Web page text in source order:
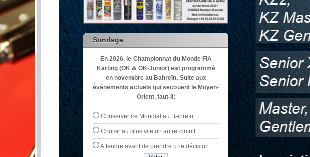
Sondage
En 2026, le Championnat du Monde FIA
Karting (OK & OK-Junior) est programmé
en novembre au Bahreïn. Suite aux
événements actuels qui secouent le Moyen-
Orient, faut-il:
Conserver ce Mondial au Bahreïn
Choisir au plus vite un autre circuit
Attendre avant de prendre une décision